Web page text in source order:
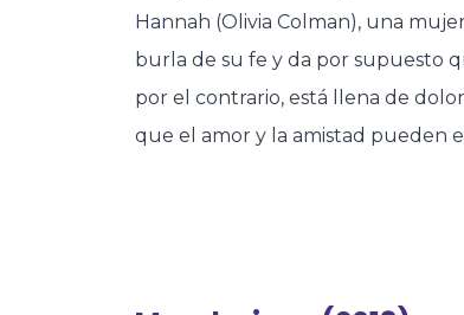
Hannah (Olivia Colman), una
burla de su fe y da por supuesto
por el contrario, está llena de
que el amor y la amistad pueden